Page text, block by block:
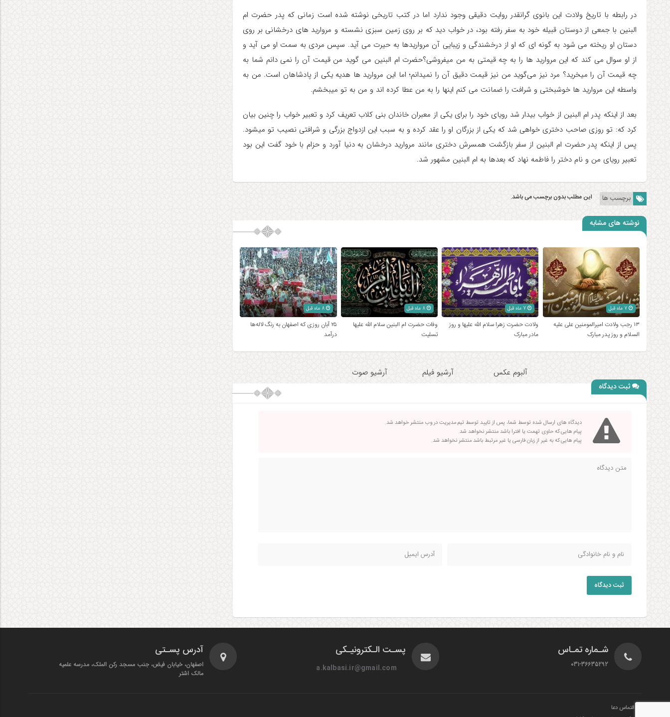
در رابطه با تاریخ ولادت این بانوی گرانقدر روایت دقیقی وجود ندارد اما در کتب تاریخی نوشته شده است زمانی که پدر حضرت ام
البنین با جمعی از دوستان قبیله خود به سفر رفته بود، در خواب دید که بر روی زمین سبزی نشسته و مروارید های درخشانی بر روی
دستان او ریخته می شود به گونه ای که او از درخشندگی و زیبایی آن مرواریدها به حیرت می آید. سپس مردی به سمت او می آید و
از او سوال می کند که این مروارید ها را به چه قیمتی به من میفروشی؟حضرت ام البنین می گوید من قیمت آن را نمی دانم شما به
چه قیمت آن را میخرید؟ مرد نیز می‌گوید من نیز قیمت دقیق آن را نمیدانم؛ اما این مروارید ها هدیه یکی از پادشاهان است. من به
واسطه این مروارید ها خوشبختی و شرافت را ضمانت می کنم اینها را به من عطا کرده اند و من به تو میبخشم.
بعد از اینکه پدر ام البنین از خواب بیدار شد رویای خود را برای یکی از معبران خاندان بنی کلاب تعریف کرد و تعبیر خواب را چنین بیان
کرد که: تو روزی صاحب دختری خواهی شد که یکی از بزرگان او را عقد کرده و به سبب این ازدواج بزرگی و شرافتی نصیب تو میشود.
پس از اینکه پدر حضرت ام البنین از سفر بازگشت همسرش دختری مانند مروارید درخشان به دنیا آورد و حزام با خود گفت این بود
تعبیر رویای من و نام دختر را فاطمه نهاد که بعدها به ام البنین مشهور شد.
برچسب ها این مطلب بدون برچسب می باشد.
نوشته های مشابه
7 ماه قبل
۱۳ رجب ولادت امیرالمومنین علی علیه
السلام و روز پدر مبارک
7 ماه قبل
ولادت حضرت زهرا سلام الله علیها و روز
مادر مبارک
8 ماه قبل
وفات حضرت ام البنین سلام الله علیها
تسلیت
8 ماه قبل
۲۵ آبان روزی که اصفهان به رنگ لاله‌ها
درآمد
آلبوم عکس آرشیو فیلم
آرشیو صوت
ثبت دیدگاه
دیدگاه های ارسال شده توسط شما، پس از تایید توسط تیم مدیریت در وب منتشر خواهد شد.
پیام هایی که حاوی تهمت یا افترا باشد منتشر نخواهد شد.
پیام هایی که به غیر از زبان فارسی یا غیر مرتبط باشد منتشر نخواهد شد.
ثبت دیدگاه
شـماره تمـاس
031-36635292
پسـت الـکترونیـکی
a.kalbasi.ir@gmail.com
آدرس پسـتی
اصفهان، خیابان فیض، جنب مسجد رکن الملک، مدرسه علمیه
مالک اشتر
التماس دعا